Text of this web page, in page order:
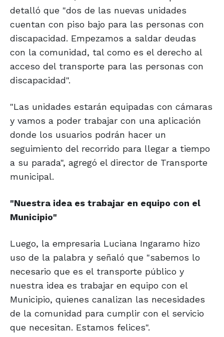
detalló que "dos de las nuevas unidades
cuentan con piso bajo para las personas con
discapacidad. Empezamos a saldar deudas
con la comunidad, tal como es el derecho al
acceso del transporte para las personas con
discapacidad".
"Las unidades estarán equipadas con cámaras
y vamos a poder trabajar con una aplicación
donde los usuarios podrán hacer un
seguimiento del recorrido para llegar a tiempo
a su parada", agregó el director de Transporte
municipal.
"Nuestra idea es trabajar en equipo con el
Municipio"
Luego, la empresaria Luciana Ingaramo hizo
uso de la palabra y señaló que "sabemos lo
necesario que es el transporte público y
nuestra idea es trabajar en equipo con el
Municipio, quienes canalizan las necesidades
de la comunidad para cumplir con el servicio
que necesitan. Estamos felices".